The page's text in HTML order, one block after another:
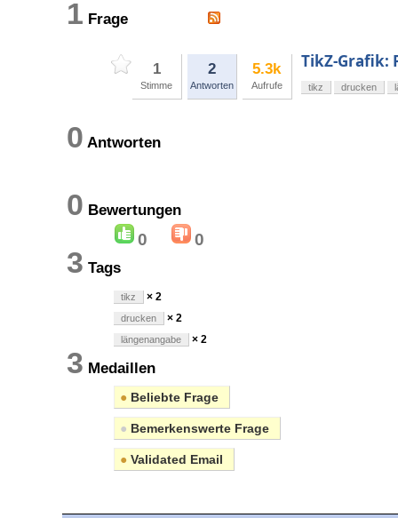
1 Frage
1
Stimme
2
Antworten
5.3k
Aufrufe
TikZ-Grafik:
tikz drucken
0 Antworten
0 Bewertungen
0 0
3 Tags
tikz × 2
drucken × 2
längenangabe × 2
3 Medaillen
● Beliebte Frage
● Bemerkenswerte Frage
● Validated Email